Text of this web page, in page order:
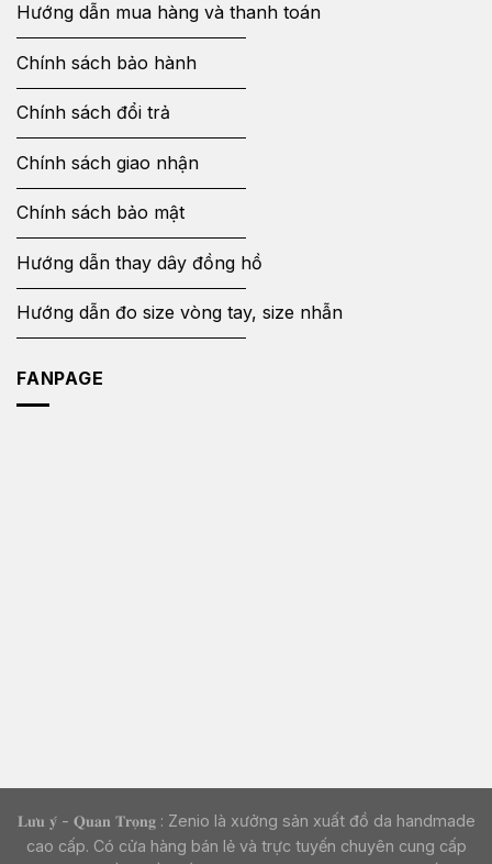
Hướng dẫn mua hàng và thanh toán
Chính sách bảo hành
Chính sách đổi trả
Chính sách giao nhận
Chính sách bảo mật
Hướng dẫn thay dây đồng hồ
Hướng dẫn đo size vòng tay, size nhẫn
FANPAGE
𝐋𝐮̛𝐮 𝐲́ - 𝐐𝐮𝐚𝐧 𝐓𝐫𝐨̣𝐧𝐠 : Zenio là xưởng sản xuất đồ da handmade
cao cấp. Có cửa hàng bán lẻ và trực tuyến chuyên cung cấp